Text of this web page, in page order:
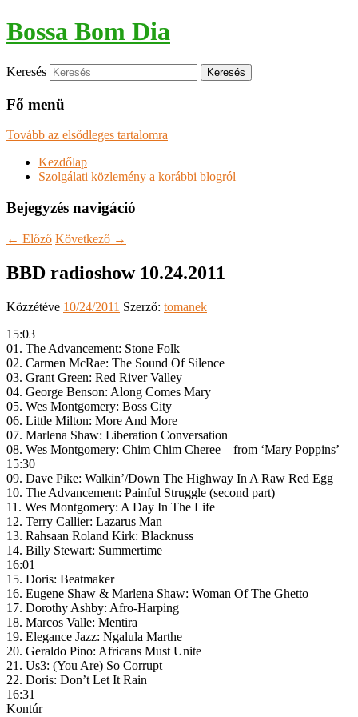
Bossa Bom Dia
Keresés
Fő menü
Tovább az elsődleges tartalomra
Kezdőlap
Szolgálati közlemény a korábbi blogról
Bejegyzés navigáció
← Előző Következő →
BBD radioshow 10.24.2011
Közzétéve 10/24/2011 Szerző: tomanek
15:03
01. The Advancement: Stone Folk
02. Carmen McRae: The Sound Of Silence
03. Grant Green: Red River Valley
04. George Benson: Along Comes Mary
05. Wes Montgomery: Boss City
06. Little Milton: More And More
07. Marlena Shaw: Liberation Conversation
08. Wes Montgomery: Chim Chim Cheree – from ‘Mary Poppins’
15:30
09. Dave Pike: Walkin’/Down The Highway In A Raw Red Egg
10. The Advancement: Painful Struggle (second part)
11. Wes Montgomery: A Day In The Life
12. Terry Callier: Lazarus Man
13. Rahsaan Roland Kirk: Blacknuss
14. Billy Stewart: Summertime
16:01
15. Doris: Beatmaker
16. Eugene Shaw & Marlena Shaw: Woman Of The Ghetto
17. Dorothy Ashby: Afro-Harping
18. Marcos Valle: Mentira
19. Elegance Jazz: Ngalula Marthe
20. Geraldo Pino: Africans Must Unite
21. Us3: (You Are) So Corrupt
22. Doris: Don’t Let It Rain
16:31
Kontúr